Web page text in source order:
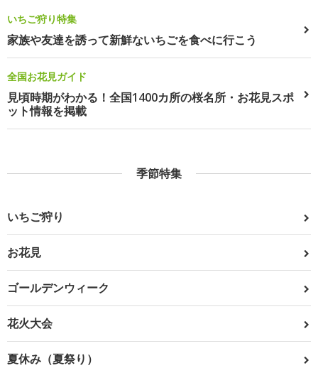
いちご狩り特集
家族や友達を誘って新鮮ないちごを食べに行こう
全国お花見ガイド
見頃時期がわかる！全国1400カ所の桜名所・お花見スポ
ット情報を掲載
季節特集
いちご狩り
お花見
ゴールデンウィーク
花火大会
夏休み（夏祭り）